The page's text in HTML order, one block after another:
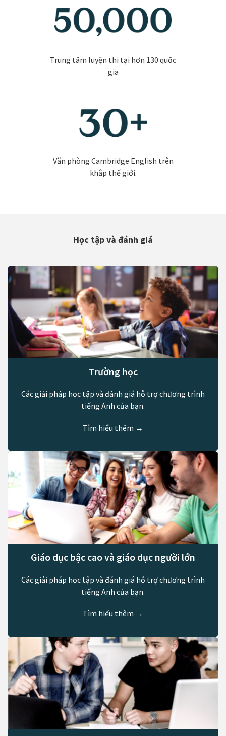
Trung tâm luyện thi tại hơn 130 quốc
gia
Văn phòng Cambridge English trên
khắp thế giới.
Học tập và đánh giá
Trường học
Các giải pháp học tập và đánh giá hỗ trợ chương trình
tiếng Anh của bạn.
Tìm hiểu thêm →
Giáo dục bậc cao và giáo dục người lớn
Các giải pháp học tập và đánh giá hỗ trợ chương trình
tiếng Anh của bạn.
Tìm hiểu thêm →